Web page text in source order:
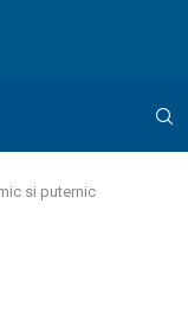
si puternic